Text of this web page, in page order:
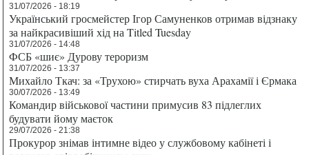
31/07/2026 - 18:19
Український гросмейстер Ігор Самуненков отримав відзнаку
за найкрасивіший хід на Titled Tuesday
31/07/2026 - 14:48
ФСБ «шиє» Дурову тероризм
31/07/2026 - 13:37
Михайло Ткач: за «Трухою» стирчать вуха Арахамії і Єрмака
30/07/2026 - 13:49
Командир військової частини примусив 83 підлеглих
будувати йому маєток
29/07/2026 - 21:38
Прокурор знімав інтимне відео у службовому кабінеті і